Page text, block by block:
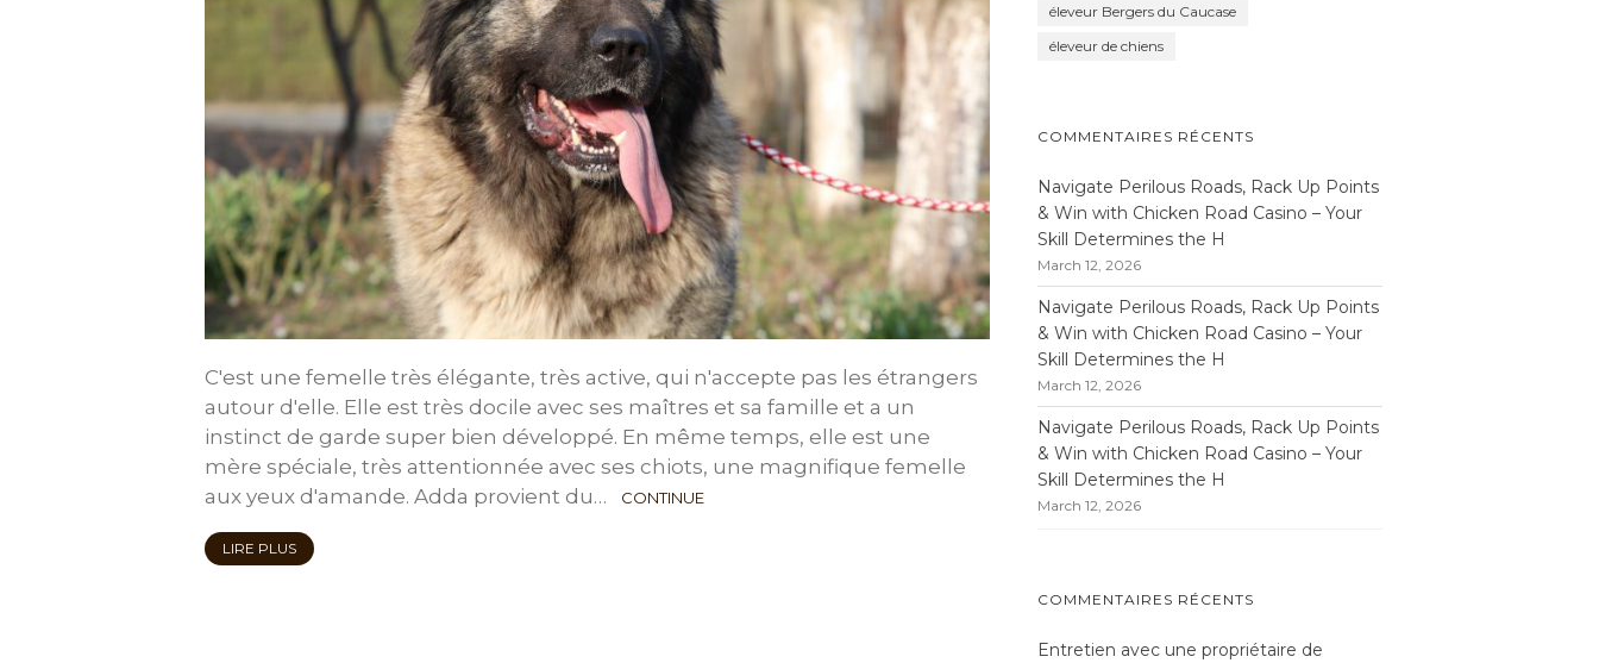
C'est une femelle très élégante, très active, qui n'accepte pas les étrangers
autour d'elle. Elle est très docile avec ses maîtres et sa famille et a un
instinct de garde super bien développé. En même temps, elle est une
mère spéciale, très attentionnée avec ses chiots, une magnifique femelle
aux yeux d'amande. Adda provient du…
CONTINUE
LIRE PLUS
éleveur Bergers du Caucase
éleveur de chiens
COMMENTAIRES RÉCENTS
Navigate Perilous Roads, Rack Up Points
& Win with Chicken Road Casino – Your
Skill Determines the H
March 12, 2026
Navigate Perilous Roads, Rack Up Points
& Win with Chicken Road Casino – Your
Skill Determines the H
March 12, 2026
Navigate Perilous Roads, Rack Up Points
& Win with Chicken Road Casino – Your
Skill Determines the H
March 12, 2026
COMMENTAIRES RÉCENTS
Entretien avec une propriétaire de